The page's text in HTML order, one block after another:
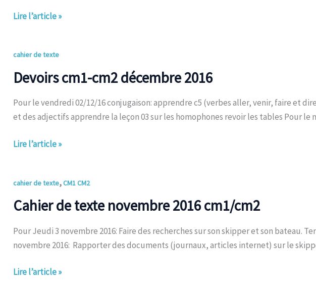
Lire l’article »
cahier de texte
Devoirs cm1-cm2 décembre 2016
Pour le vendredi 02/12/16 conjugaison: apprendre c5 (verbes aller, venir, faire et
et des adjectifs apprendre la leçon 03 sur les homophones revoir les tables Pour le
Devoirs
cm2
décembre
2016
Lire l’article »
cahier de texte,CM1 CM2
Cahier de texte novembre 2016 cm1/cm2
Pour Jeudi 3 novembre 2016: Faire des recherches sur son skipper et son
novembre 2016: Rapporter des documents (journaux, articles internet) sur le
Cahier
texte
Lire l’article »